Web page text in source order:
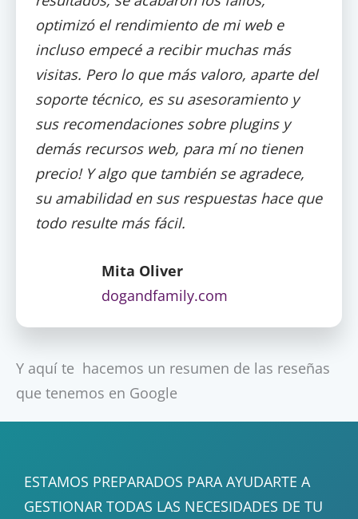
optimizó el rendimiento de mi web e
incluso empecé a recibir muchas más
visitas. Pero lo que más valoro, aparte del
soporte técnico, es su asesoramiento y
sus recomendaciones sobre plugins y
demás recursos web, para mí no tienen
precio! Y algo que también se agradece,
su amabilidad en sus respuestas hace que
todo resulte más fácil.
Mita Oliver
dogandfamily.com
Y aquí te hacemos un resumen de las reseñas
que tenemos en Google
ESTAMOS PREPARADOS PARA AYUDARTE A
GESTIONAR TODAS LAS NECESIDADES DE TU